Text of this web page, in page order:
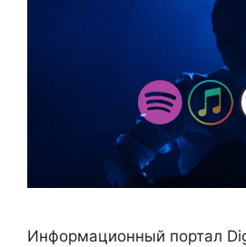
Информационный портал